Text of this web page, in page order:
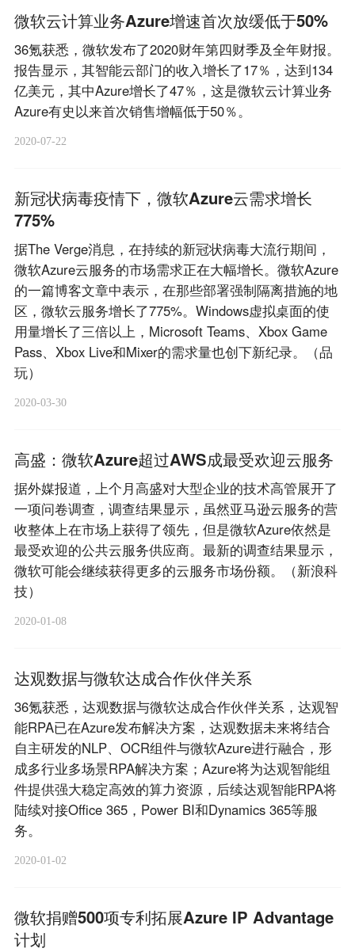
微软云计算业务Azure增速首次放缓低于50%
36氪获悉，微软发布了2020财年第四财季及全年财报。
报告显示，其智能云部门的收入增长了17％，达到134
亿美元，其中Azure增长了47％，这是微软云计算业务
Azure有史以来首次销售增幅低于50％。
2020-07-22
新冠状病毒疫情下，微软Azure云需求增长
775%
据The Verge消息，在持续的新冠状病毒大流行期间，
微软Azure云服务的市场需求正在大幅增长。微软Azure
的一篇博客文章中表示，在那些部署强制隔离措施的地
区，微软云服务增长了775%。Windows虚拟桌面的使
用量增长了三倍以上，Microsoft Teams、Xbox Game
Pass、Xbox Live和Mixer的需求量也创下新纪录。（品
玩）
2020-03-30
高盛：微软Azure超过AWS成最受欢迎云服务
据外媒报道，上个月高盛对大型企业的技术高管展开了
一项问卷调查，调查结果显示，虽然亚马逊云服务的营
收整体上在市场上获得了领先，但是微软Azure依然是
最受欢迎的公共云服务供应商。最新的调查结果显示，
微软可能会继续获得更多的云服务市场份额。（新浪科
技）
2020-01-08
达观数据与微软达成合作伙伴关系
36氪获悉，达观数据与微软达成合作伙伴关系，达观智
能RPA已在Azure发布解决方案，达观数据未来将结合
自主研发的NLP、OCR组件与微软Azure进行融合，形
成多行业多场景RPA解决方案；Azure将为达观智能组
件提供强大稳定高效的算力资源，后续达观智能RPA将
陆续对接Office 365，Power BI和Dynamics 365等服
务。
2020-01-02
微软捐赠500项专利拓展Azure IP Advantage
计划